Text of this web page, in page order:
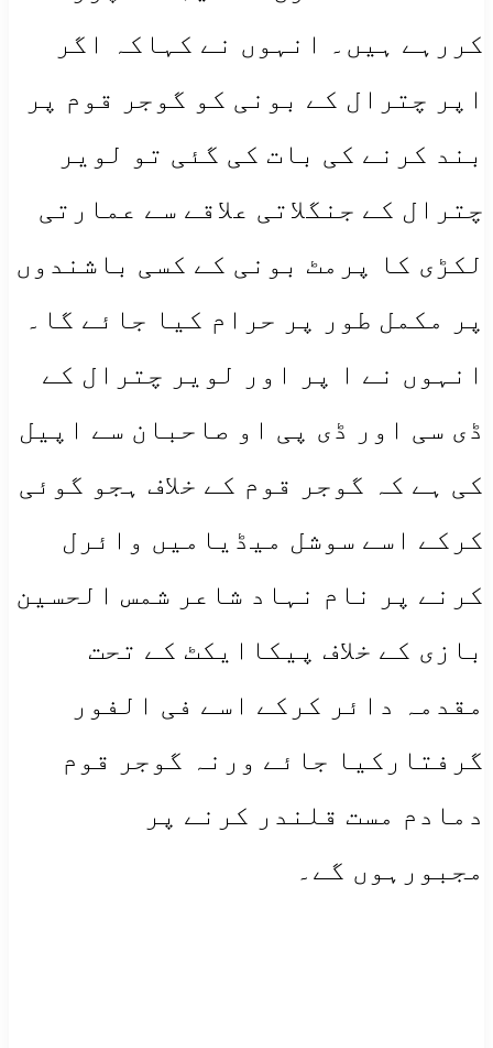
کررہے ہیں۔ انہوں نے کہاکہ اگر
اپر چترال کے بونی کو گوجر قوم پر
بند کرنے کی بات کی گئی تو لویر
چترال کے جنگلاتی علاقے سے عمارتی
لکڑی کا پرمٹ بونی کے کسی باشندوں
پر مکمل طور پر حرام کیا جائے گا۔
انہوں نے ا پر اور لویر چترال کے
ڈی سی اور ڈی پی او صاحبان سے اپیل
کی ہے کہ گوجر قوم کے خلاف ہجو گوئی
کرکے اسے سوشل میڈیامیں وائرل
کرنے پر نام نہاد شاعر شمس الحسین
بازی کے خلاف پیکاایکٹ کے تحت
مقدمہ دائر کرکے اسے فی الفور
گرفتارکیا جائے ورنہ گوجر قوم
دمادم مست قلندر کرنے پر
مجبورہوں گے۔